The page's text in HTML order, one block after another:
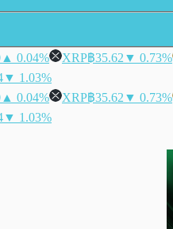
▲ 0.04% XRP฿35.62 ▼ 0.73%
▼ 1.03%
▲ 0.04% XRP฿35.62 ▼ 0.73%
▼ 1.03%